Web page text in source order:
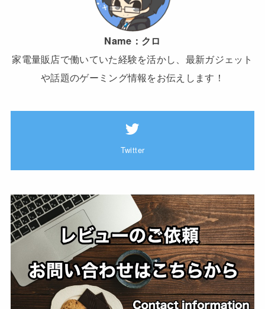
Name： クロ
家電量販店で働いていた経験を活かし、最新ガジェット
や話題のゲーミング情報をお伝えします！
Twitter